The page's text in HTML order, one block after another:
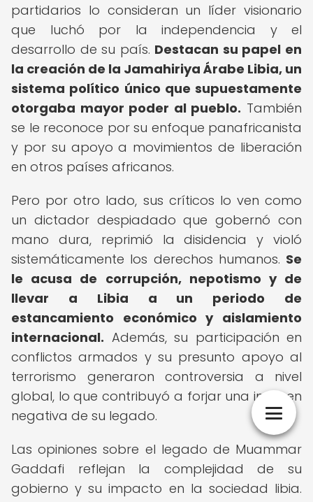
partidarios lo consideran un líder visionario
que luchó por la independencia y el
desarrollo de su país. Destacan su papel en
la creación de la Jamahiriya Árabe Libia, un
sistema político único que supuestamente
otorgaba mayor poder al pueblo. También
se le reconoce por su enfoque panafricanista
y por su apoyo a movimientos de liberación
en otros países africanos.
Pero por otro lado, sus críticos lo ven como
un dictador despiadado que gobernó con
mano dura, reprimió la disidencia y violó
sistemáticamente los derechos humanos. Se
le acusa de corrupción, nepotismo y de
llevar a Libia a un periodo de
estancamiento económico y aislamiento
internacional. Además, su participación en
conflictos armados y su presunto apoyo al
terrorismo generaron controversia a nivel
global, lo que contribuyó a forjar una imagen
negativa de su legado.
Las opiniones sobre el legado de Muammar
Gaddafi reflejan la complejidad de su
gobierno y su impacto en la sociedad libia.